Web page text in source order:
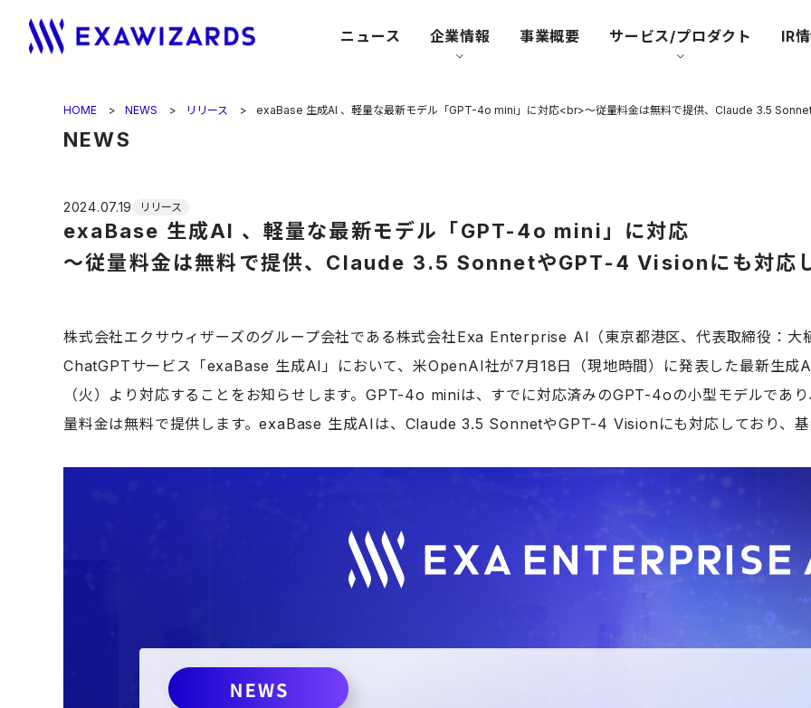
ニュース 企業情報 事業概要 サービス/プロダクト IR
HOME NEWS リリース exaBase 生成AI 、軽量な最新モデル「GPT-4o mini」に対応<br>～従量料金は無料で提供、Claude 3.5
NEWS
2024.07.19 リリース
exaBase 生成AI 、軽量な最新モデル「GPT-4o mini」に対応
～従量料金は無料で提供、Claude 3.5 SonnetやGPT-4 Visionにも対応
株式会社エクサウィザーズのグループ会社である株式会社Exa Enterprise AI（東京都港区、代表取締役：
ChatGPTサービス「exaBase 生成AI」において、米OpenAI社が7月18日（現地時間）に発表した最新生
（火）より対応することをお知らせします。GPT-4o miniは、すでに対応済みのGPT-4oの小型モデルであ
量料金は無料で提供します。exaBase 生成AIは、Claude 3.5 SonnetやGPT-4 Visionにも対応しており、基